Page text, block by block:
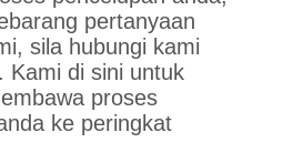
pertanyaan
sila hubungi kami
Kami di sini untuk
proses
ke peringkat